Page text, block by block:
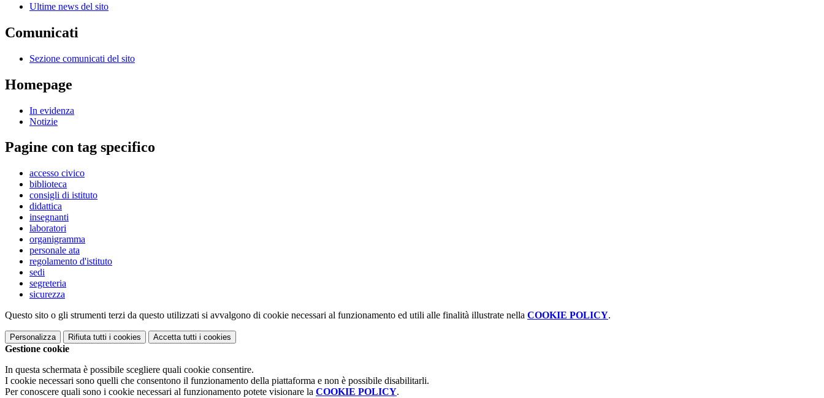
Ultime news del sito
Comunicati
Sezione comunicati del sito
Homepage
In evidenza
Notizie
Pagine con tag specifico
accesso civico
biblioteca
consigli di istituto
didattica
insegnanti
laboratori
organigramma
personale ata
regolamento d'istituto
sedi
segreteria
sicurezza
Questo sito o gli strumenti terzi da questo utilizzati si avvalgono di cookie necessari al funzionamento ed utili alle finalità illustrate nella COOKIE POLICY.
Personalizza Rifiuta tutti i cookies Accetta tutti i cookies
Gestione cookie
In questa schermata è possibile scegliere quali cookie consentire.
I cookie necessari sono quelli che consentono il funzionamento della piattaforma e non è possibile disabilitarli.
Per conoscere quali sono i cookie necessari al funzionamento potete visionare la COOKIE POLICY.